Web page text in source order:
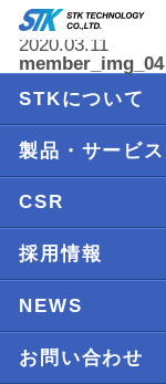
2020.03.11
member_img_04
STKについて
製品・サービス
CSR
採用情報
NEWS
お問い合わせ